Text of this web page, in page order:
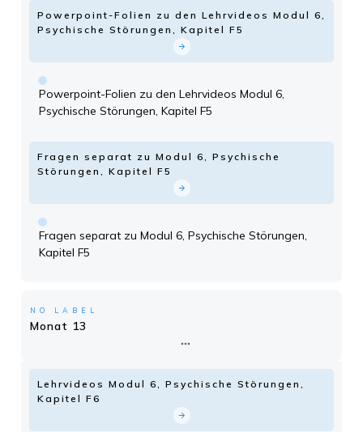
Powerpoint-Folien zu den Lehrvideos Modul 6,
Psychische Störungen, Kapitel F5
Powerpoint-Folien zu den Lehrvideos Modul 6,
Psychische Störungen, Kapitel F5
Fragen separat zu Modul 6, Psychische
Störungen, Kapitel F5
Fragen separat zu Modul 6, Psychische Störungen,
Kapitel F5
NO LABEL
Monat 13
Lehrvideos Modul 6, Psychische Störungen,
Kapitel F6